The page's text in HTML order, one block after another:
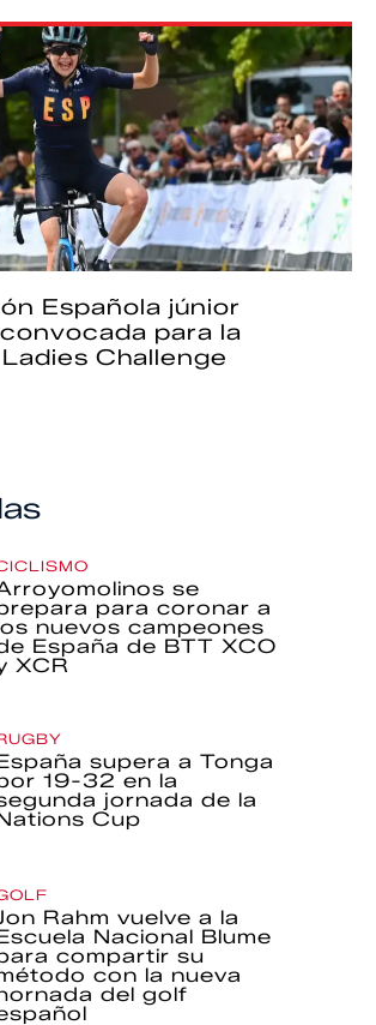
Española júnior
para la
Challenge
se
para coronar a
nuevos campeones
España de BTT XCO
XCR
supera a Tonga
19-32 en la
jornada de la
Cup
Rahm vuelve a la
Nacional Blume
compartir su
con la nueva
del golf